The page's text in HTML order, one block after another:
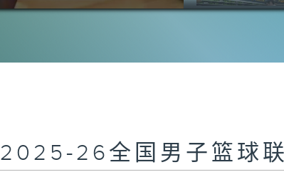
总决赛 第一场
香港金牛季后赛
准决赛 第三场
2025-26全国男子篮球